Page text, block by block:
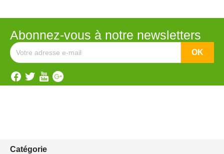
Abonnez-vous à notre newsletters
Catégorie